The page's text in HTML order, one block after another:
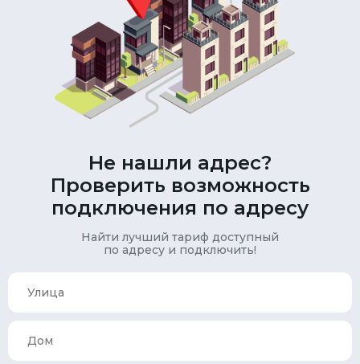
Не нашли адрес?
Проверить возможность
подключения по адресу
Найти лучший тариф доступный
по адресу и подключить!